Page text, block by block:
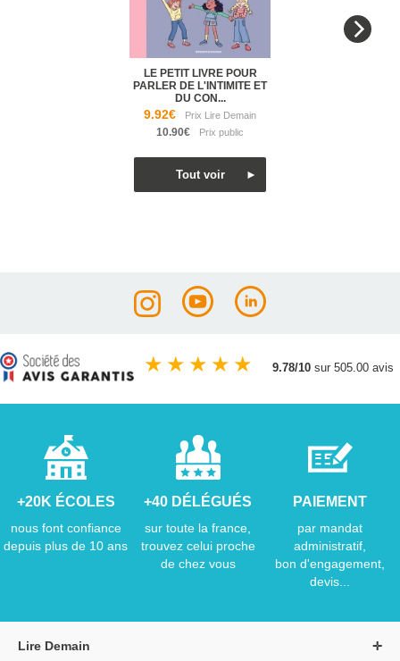
LE PETIT LIVRE POUR
PARLER DE L'INTIMITE ET
DU CON...
9.92€
10.90€
★ ★ ★ ★ ★ 9.78/10 sur 505.00 avis
+20K ÉCOLES
nous font confiance
depuis plus de 10 ans
+40 DÉLÉGUÉS
sur toute la france,
trouvez celui proche
de chez vous
PAIEMENT
par mandat
administratif,
bon d'engagement,
devis...
Lire Demain